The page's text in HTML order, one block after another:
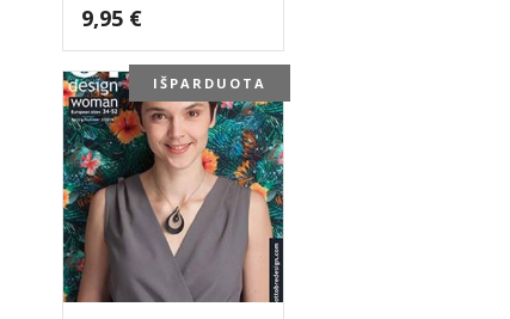
9,95 €
IŠPARDUOTA